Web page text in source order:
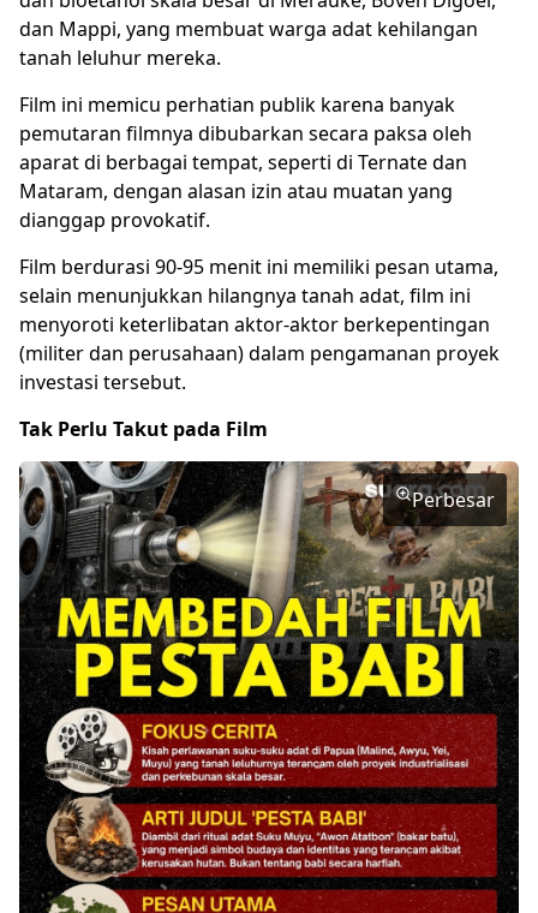
dan Mappi, yang membuat warga adat kehilangan
tanah leluhur mereka.
Film ini memicu perhatian publik karena banyak
pemutaran filmnya dibubarkan secara paksa oleh
aparat di berbagai tempat, seperti di Ternate dan
Mataram, dengan alasan izin atau muatan yang
dianggap provokatif.
Film berdurasi 90-95 menit ini memiliki pesan utama,
selain menunjukkan hilangnya tanah adat, film ini
menyoroti keterlibatan aktor-aktor berkepentingan
(militer dan perusahaan) dalam pengamanan proyek
investasi tersebut.
Tak Perlu Takut pada Film
Perbesar